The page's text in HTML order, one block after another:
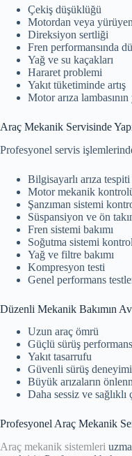
Çekiş düşüklüğü
Motordan veya
Direksiyon sertliği
Fren performansında
Yağ ve su kaçakları
Hararet problemi
Yakıt tüketiminde artış
Motor arıza lambasının
Araç Mekanik Servisinde
Profesyonel servis
Bilgisayarlı arıza tespiti
Motor mekanik
Şanzıman sistemi
Süspansiyon ve ön
Fren sistemi bakımı
Soğutma sistemi
Yağ ve filtre bakımı
Kompresyon testi
Genel performans
Düzenli Mekanik Bakımın
Uzun araç ömrü
Güçlü sürüş
Yakıt tasarrufu
Güvenli sürüş deneyimi
Büyük arızaların
Daha sessiz ve sağlıklı
Profesyonel Araç Mekanik
Araç mekanik sistemleri